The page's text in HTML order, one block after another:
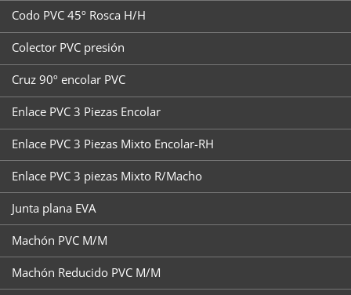
Codo PVC 45º Rosca H/H
Colector PVC presión
Cruz 90º encolar PVC
Enlace PVC 3 Piezas Encolar
Enlace PVC 3 Piezas Mixto Encolar-RH
Enlace PVC 3 piezas Mixto R/Macho
Junta plana EVA
Machón PVC M/M
Machón Reducido PVC M/M